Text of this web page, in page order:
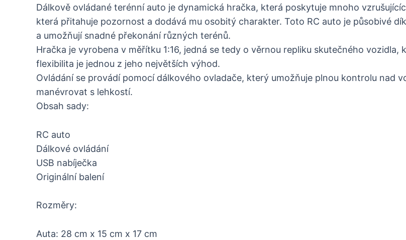
Dálkově ovládané terénní auto je dynamická hračka, která poskytuje mnoho
která přitahuje pozornost a dodává mu osobitý charakter. Toto RC auto je působivé
a umožňují snadné překonání různých terénů.
Hračka je vyrobena v měřítku 1:16, jedná se tedy o věrnou repliku skutečného
flexibilita je jednou z jeho největších výhod.
Ovládání se provádí pomocí dálkového ovladače, který umožňuje plnou kontrolu nad
manévrovat s lehkostí.
Obsah sady:
RC auto
Dálkové ovládání
USB nabíječka
Originální balení
Rozměry:
Auta: 28 cm x 15 cm x 17 cm